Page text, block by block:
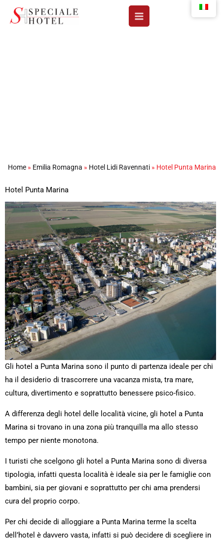
Home » Emilia Romagna » Hotel Lidi Ravennati » Hotel Punta Marina
Hotel Punta Marina
Gli hotel a Punta Marina sono il punto di partenza ideale per chi
ha il desiderio di trascorrere una vacanza mista, tra mare,
cultura, divertimento e soprattutto benessere psico-fisico.
A differenza degli hotel delle località vicine, gli hotel a Punta
Marina si trovano in una zona più tranquilla ma allo stesso
tempo per niente monotona.
I turisti che scelgono gli hotel a Punta Marina sono di diversa
tipologia, infatti questa località è ideale sia per le famiglie con
bambini, sia per giovani e soprattutto per chi ama prendersi
cura del proprio corpo.
Per chi decide di alloggiare a Punta Marina terme la scelta
dell’hotel è davvero vasta, infatti si può decidere di scegliere in